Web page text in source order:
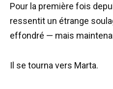
Pour la première fois
ressentit un étrange
effondré — mais
Il se tourna vers Marta.